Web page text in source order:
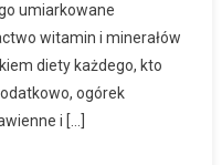
umiarkowane
witamin i minerałów
diety każdego, kto
ogórek
i […]